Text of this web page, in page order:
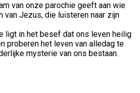
van onze parochie geeft aan wie
van Jezus, die luisteren naar zijn
ligt in het besef dat ons leven heilig
proberen het leven van alledag te
mysterie van ons bestaan.